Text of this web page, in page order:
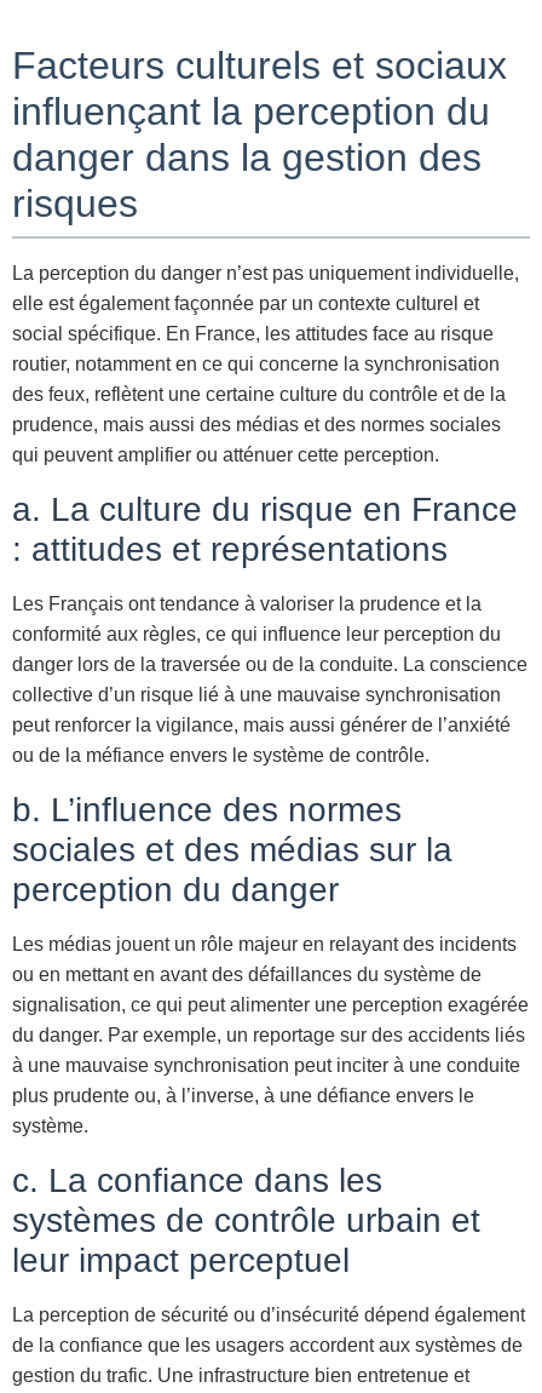
Facteurs culturels et sociaux
influençant la perception du
danger dans la gestion des
risques
La perception du danger n’est pas uniquement individuelle,
elle est également façonnée par un contexte culturel et
social spécifique. En France, les attitudes face au risque
routier, notamment en ce qui concerne la synchronisation
des feux, reflètent une certaine culture du contrôle et de la
prudence, mais aussi des médias et des normes sociales
qui peuvent amplifier ou atténuer cette perception.
a. La culture du risque en France
: attitudes et représentations
Les Français ont tendance à valoriser la prudence et la
conformité aux règles, ce qui influence leur perception du
danger lors de la traversée ou de la conduite. La conscience
collective d’un risque lié à une mauvaise synchronisation
peut renforcer la vigilance, mais aussi générer de l’anxiété
ou de la méfiance envers le système de contrôle.
b. L’influence des normes
sociales et des médias sur la
perception du danger
Les médias jouent un rôle majeur en relayant des incidents
ou en mettant en avant des défaillances du système de
signalisation, ce qui peut alimenter une perception exagérée
du danger. Par exemple, un reportage sur des accidents liés
à une mauvaise synchronisation peut inciter à une conduite
plus prudente ou, à l’inverse, à une défiance envers le
système.
c. La confiance dans les
systèmes de contrôle urbain et
leur impact perceptuel
La perception de sécurité ou d’insécurité dépend également
de la confiance que les usagers accordent aux systèmes de
gestion du trafic. Une infrastructure bien entretenue et